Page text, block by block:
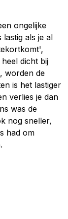
ongelijke
lastig als je al
dicht bij
worden de
is het lastiger
verlies je dan
was de
nog sneller,
had om